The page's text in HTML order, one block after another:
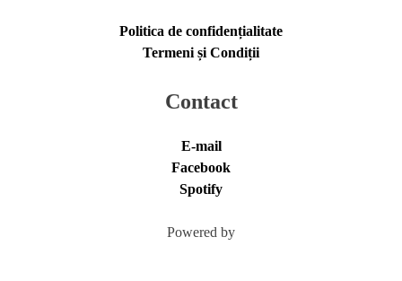
Politica de confidențialitate
Termeni și Condiții
Contact
E-mail
Facebook
Spotify
Powered by